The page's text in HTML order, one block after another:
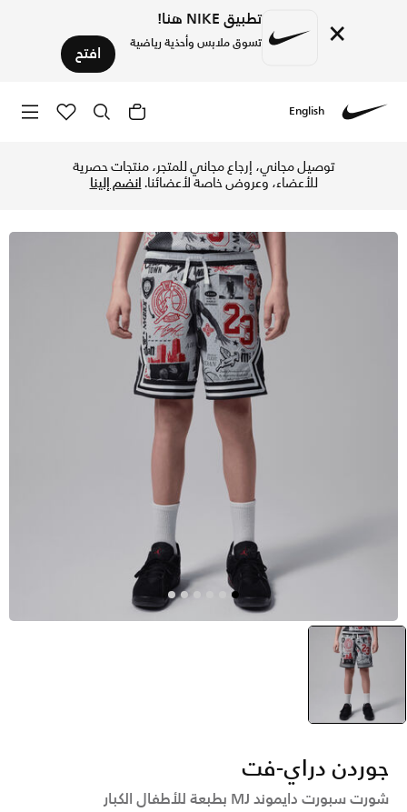
× تطبيق NIKE هنا!
تسوق ملابس وأحذية رياضية افتح
English
توصيل مجاني، إرجاع مجاني للمتجر، منتجات حصرية
للأعضاء، وعروض خاصة لأعضائنا.انضم إلينا
selected
أصفر
جوردن دراي-فت
شورت سبورت دايموند MJ بطبعة للأطفال الكبار